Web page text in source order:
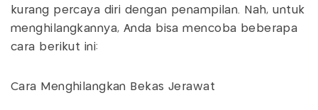
kurang percaya diri dengan penampilan. Nah, untuk
menghilangkannya, Anda bisa mencoba beberapa
cara berikut ini:
Cara Menghilangkan Bekas Jerawat